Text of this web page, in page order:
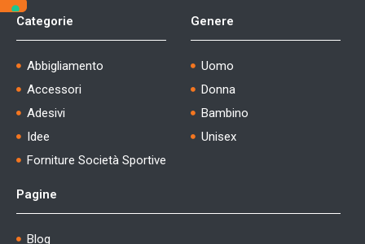
Categorie
Abbigliamento
Accessori
Adesivi
Idee
Forniture Società Sportive
Genere
Uomo
Donna
Bambino
Unisex
Pagine
Blog